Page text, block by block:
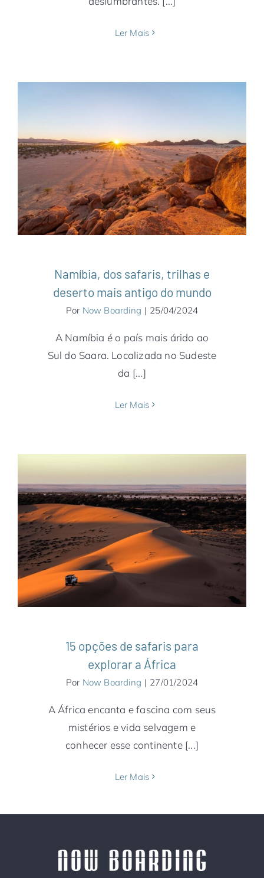
Ler Mais
Namíbia, dos safaris, trilhas e deserto
mais antigo do mundo
Companhias Aéreas Namíbia Notícias
TAAG Windhoek
Namíbia, dos safaris, trilhas e
deserto mais antigo do mundo
Por Now Boarding | 25/04/2024
A Namíbia é o país mais árido ao
Sul do Saara. Localizada no Sudeste
da [...]
Ler Mais
15 opções de safaris para explorar a
África
África África do Sul Botsuana Destaques
Madagascar Namíbia Notícias Quênia
Ruanda Tanzânia Zimbábue
15 opções de safaris para
explorar a África
Por Now Boarding | 27/01/2024
A África encanta e fascina com seus
mistérios e vida selvagem e
conhecer esse continente [...]
Ler Mais